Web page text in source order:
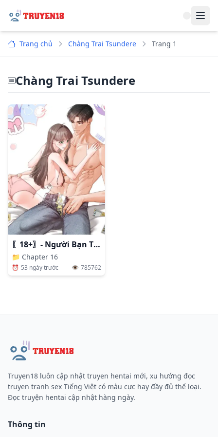
Trang chủ Chàng Trai Tsundere Trang 1
Chàng Trai Tsundere
〖18+〗- Người Bạn Thanh Mai Trúc Mã Tính Theo Giá Thị Trường
📁 Chapter 16
⏰ 53 ngày trước 👁️ 785762
Truyen18 luôn cập nhật truyen hentai mới, xu hướng đọc
truyen tranh sex Tiếng Việt có màu cực hay đầy đủ thể loại.
Đọc truyện hentai cập nhật hàng ngày.
Thông tin